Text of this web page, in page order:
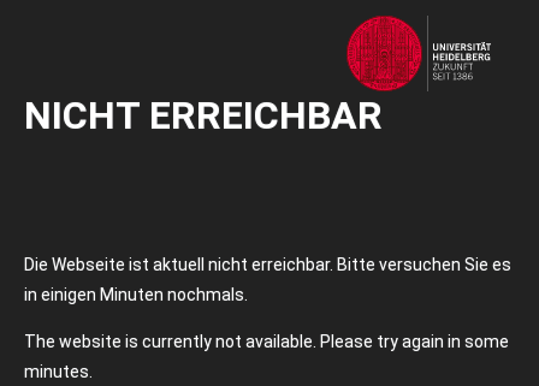
NICHT ERREICHBAR
Die Webseite ist aktuell nicht erreichbar. Bitte versuchen Sie es
in einigen Minuten nochmals.
The website is currently not available. Please try again in some
minutes.